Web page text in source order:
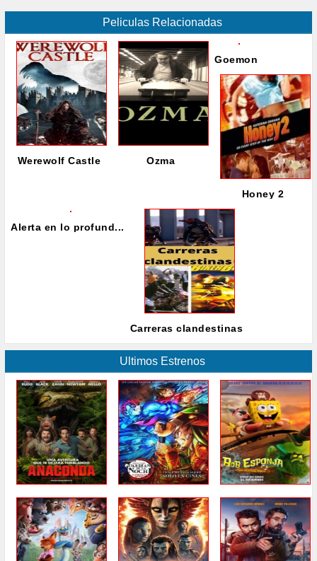
Peliculas Relacionadas
Werewolf Castle Ozma
Goemon
Honey 2
Alerta en lo profund...
Carreras clandestinas
Ultimos Estrenos